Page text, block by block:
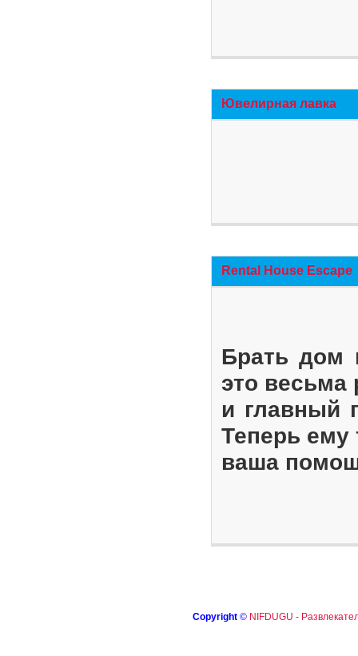
Ювелирная лавка
Rental House Escape
Брать дом
это весьма
и главный
Теперь ему
ваша
Copyright © NIFDUGU -